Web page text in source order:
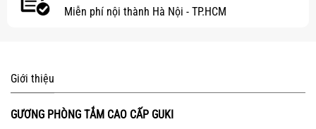
Miễn phí nội thành Hà Nội - TP.HCM
Giới thiệu
GƯƠNG PHÒNG TẮM CAO CẤP GUKI